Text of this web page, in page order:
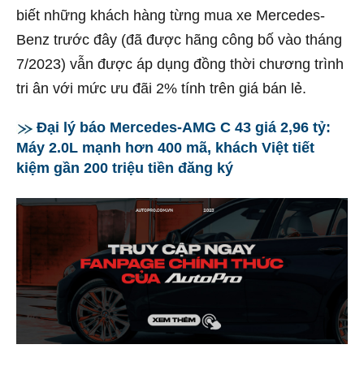
biết những khách hàng từng mua xe Mercedes-
Benz trước đây (đã được hãng công bố vào tháng
7/2023) vẫn được áp dụng đồng thời chương trình
tri ân với mức ưu đãi 2% tính trên giá bán lẻ.
Đại lý báo Mercedes-AMG C 43 giá 2,96 tỷ:
Máy 2.0L mạnh hơn 400 mã, khách Việt tiết
kiệm gần 200 triệu tiền đăng ký